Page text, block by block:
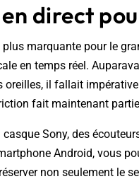
direct
marquante pour le
en temps réel.
il fallait
fait maintenant
Sony, des
Android, vous
non seulement le